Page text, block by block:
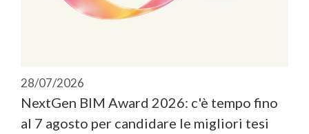
28/07/2026
NextGen BIM Award 2026: c'è tempo fino
al 7 agosto per candidare le migliori tesi